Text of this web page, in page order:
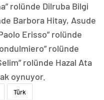
rolünde Dilruba Bilgi
Barbora Hitay, Asude
Erisso” rolünde
rolünde
rolünde Hazal Ata
oynuyor.
Türk